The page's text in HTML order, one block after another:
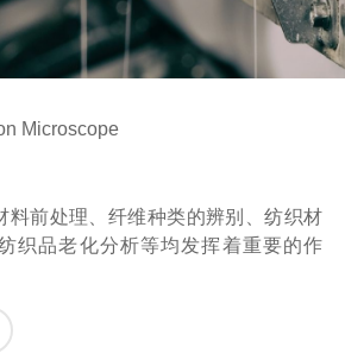
Microscope
料前处理、纤维种类的辨别、纺织材
织品老化分析等均发挥着重要的作